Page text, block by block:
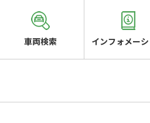
車両検索 インフォメー